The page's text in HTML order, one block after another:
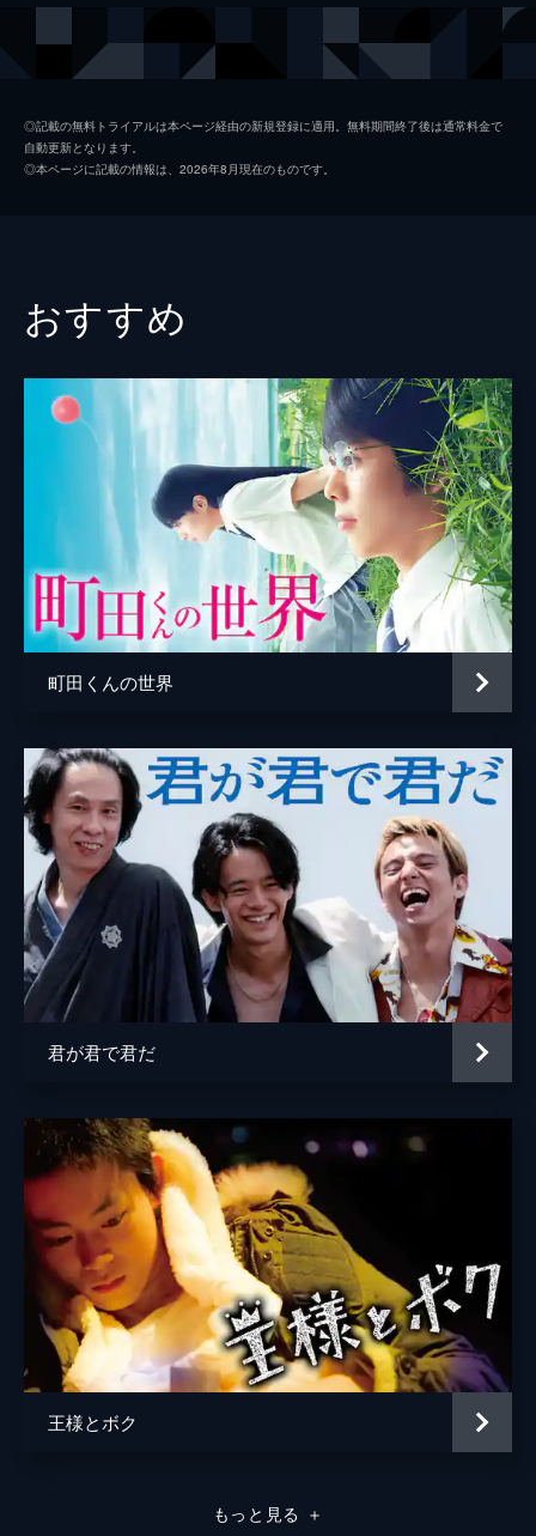
大和田舵（カジ） 池松壮亮
玉城 足立梨花
八木小緒里
ファミレスの女 西原亜希
スマイレージ
千葉雅子
岡部 菅沼司
ファミレスの男 中谷竜
氷室 鈴木拡樹
紅葉美緒
大和田 父 大和田伸也
神田宗典 池田鉄洋
監督 英勉
脚本 池田鉄洋
音楽 川嶋可能
製作
百武弘二
山国秀幸
◎記載の無料トライアルは本ページ経由の新規登録に適用。無料期間終了後は通常料金で
自動更新となります。
◎本ページに記載の情報は、2026年8月現在のものです。
おすすめ
町田くんの世界
君が君で君だ
王様とボク
もっと見る ＋